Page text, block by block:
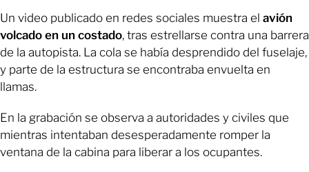
Un video publicado en redes sociales muestra el avión
volcado en un costado, tras estrellarse contra una barrera
de la autopista. La cola se había desprendido del fuselaje,
y parte de la estructura se encontraba envuelta en
llamas.
En la grabación se observa a autoridades y civiles que
mientras intentaban desesperadamente romper la
ventana de la cabina para liberar a los ocupantes.